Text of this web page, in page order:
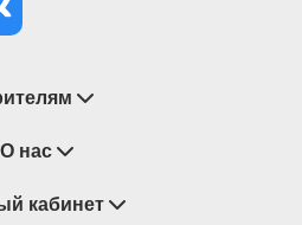
для слушателей старше
билетов
/ Перенос мероприятий
О нас
компании
кабинет